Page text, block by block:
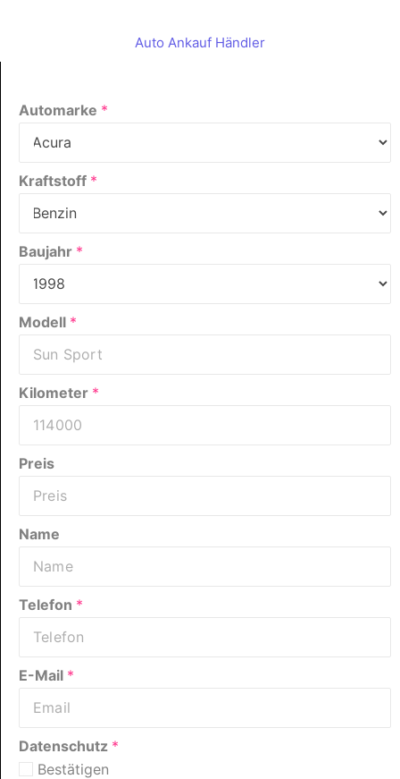
Auto Ankauf Händler
Automarke *
Kraftstoff *
Baujahr *
Modell *
Kilometer *
Preis
Name
Telefon *
E-Mail *
Datenschutz *
Bestätigen